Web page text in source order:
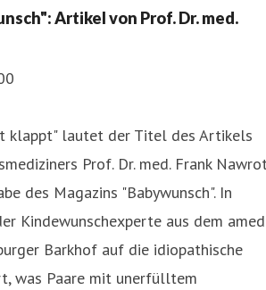
08 43
Artikel von Prof. Dr. med.
klappt" lautet der Titel des Artikels
Prof. Dr. med. Frank
des Magazins "Babywunsch". In
Kindewunschexperte aus dem
Barkhof auf die idiopathische
was Paare mit unerfülltem